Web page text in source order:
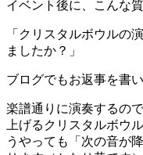
イベント後に、こんな
「クリスタルボウルの
ましたか？」
ブログでもお返事を書
楽譜通りに演奏するの
上げるクリスタルボウ
うやっても「次の音が